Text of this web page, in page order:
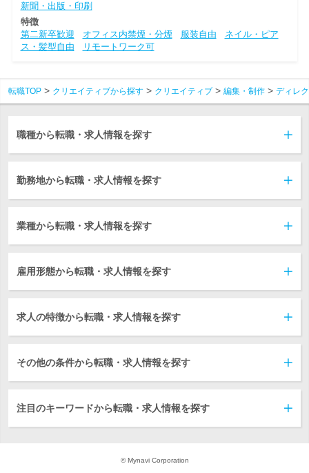
新聞・出版・印刷
特徴
第二新卒歓迎
オフィス内禁煙・分煙 服装自由
ネイル・ピア
ス・髪型自由
リモートワーク可
転職TOP クリエイティブから探す クリエイティブ 編集・制作 ディレ
職種から転職・求人情報を探す
勤務地から転職・求人情報を探す
業種から転職・求人情報を探す
雇用形態から転職・求人情報を探す
求人の特徴から転職・求人情報を探す
その他の条件から転職・求人情報を探す
注目のキーワードから転職・求人情報を探す
© Mynavi Corporation